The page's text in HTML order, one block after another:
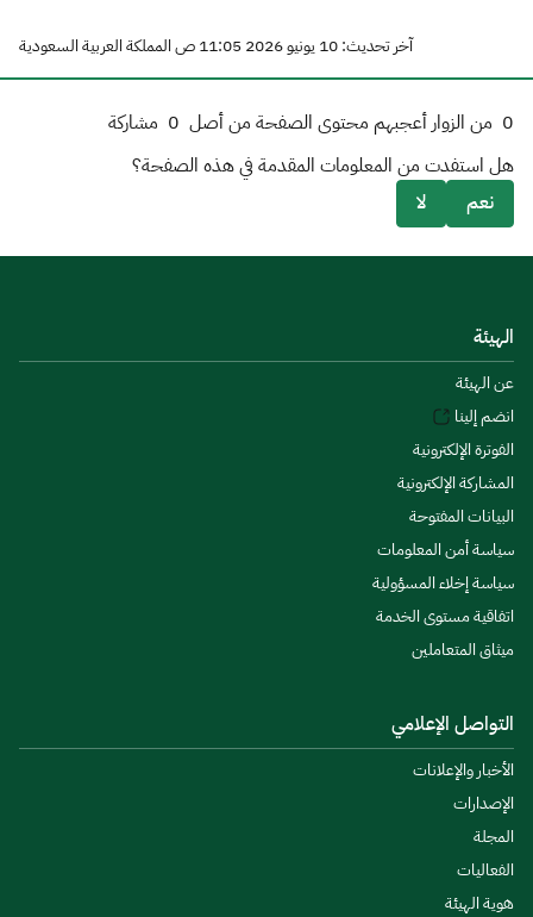
آخر تحديث: 10 يونيو 2026 11:05 ص المملكة العربية السعودية
0 من الزوار أعجبهم محتوى الصفحة من أصل 0 مشاركة
هل استفدت من المعلومات المقدمة في هذه الصفحة؟
نعم
لا
الهيئة
عن الهيئة
انضم إلينا
الفوترة الإلكترونية
المشاركة الإلكترونية
البيانات المفتوحة
سياسة أمن المعلومات
سياسة إخلاء المسؤولية
اتفاقية مستوى الخدمة
ميثاق المتعاملين
التواصل الإعلامي
الأخبار والإعلانات
الإصدارات
المجلة
الفعاليات
هوية الهيئة